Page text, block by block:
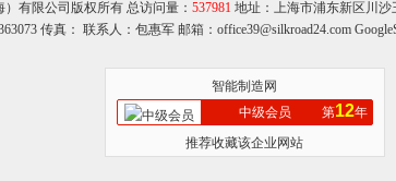
有限公司版权所有 总访问量： 537981 地址：上海市浦东新区川沙
传真： 联系人：包惠军 邮箱：office39@silkroad24.com
智能制造网
中级会员
第12年
推荐收藏该企业网站